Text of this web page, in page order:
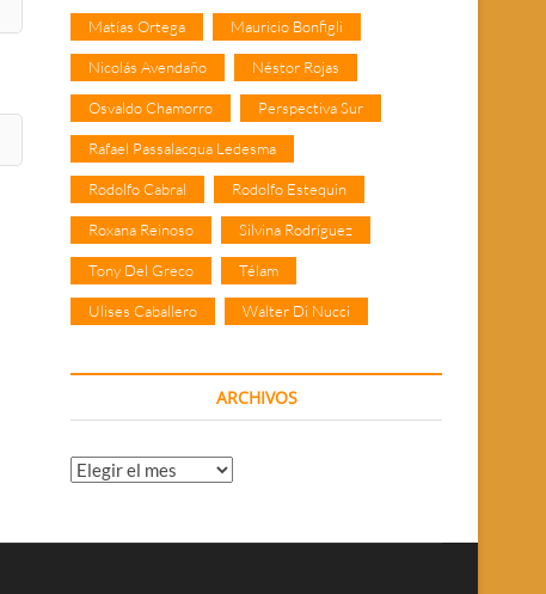
Matías Ortega Mauricio Bonfigli
Nicolás Avendaño Néstor Rojas
Osvaldo Chamorro Perspectiva Sur
Rafael Passalacqua Ledesma
Rodolfo Cabral Rodolfo Estequin
Roxana Reinoso Silvina Rodríguez
Tony Del Greco Télam
Ulises Caballero Walter Di Nucci
ARCHIVOS
Archivos